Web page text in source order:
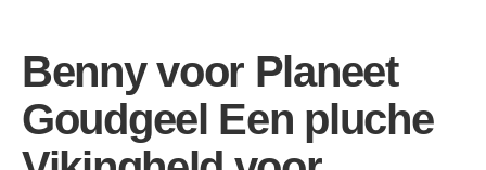
Benny voor Planeet
Goudgeel Een pluche